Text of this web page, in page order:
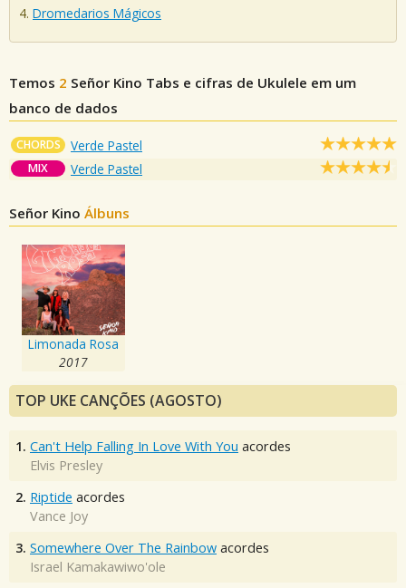
Dromedarios Mágicos
Temos 2 Señor Kino Tabs e cifras de Ukulele em um
banco de dados
CHORDS Verde Pastel
MIX Verde Pastel
Señor Kino Álbuns
Limonada Rosa
2017
TOP UKE CANÇÕES (AGOSTO)
1. Can't Help Falling In Love With You acordes
Elvis Presley
2. Riptide acordes
Vance Joy
3. Somewhere Over The Rainbow acordes
Israel Kamakawiwo'ole